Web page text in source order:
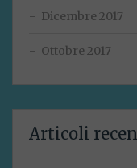
Dicembre 2017
Ottobre 2017
Articoli